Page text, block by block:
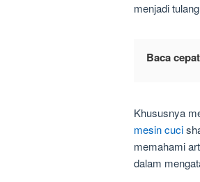
menjadi
Baca cepat
Khususnya
mesin cuci
memahami
dalam